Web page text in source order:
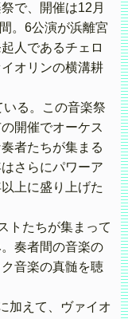
で、開催は12月
。6公演が浜離宮
人であるチェロ
オリンの横溝耕
る。この音楽祭
開催でオーケス
者たちが集まる
さらにパワーア
上に盛り上げた
トたちが集まって
奏者間の音楽の
音楽の真髄を聴
加えて、ヴァイオ